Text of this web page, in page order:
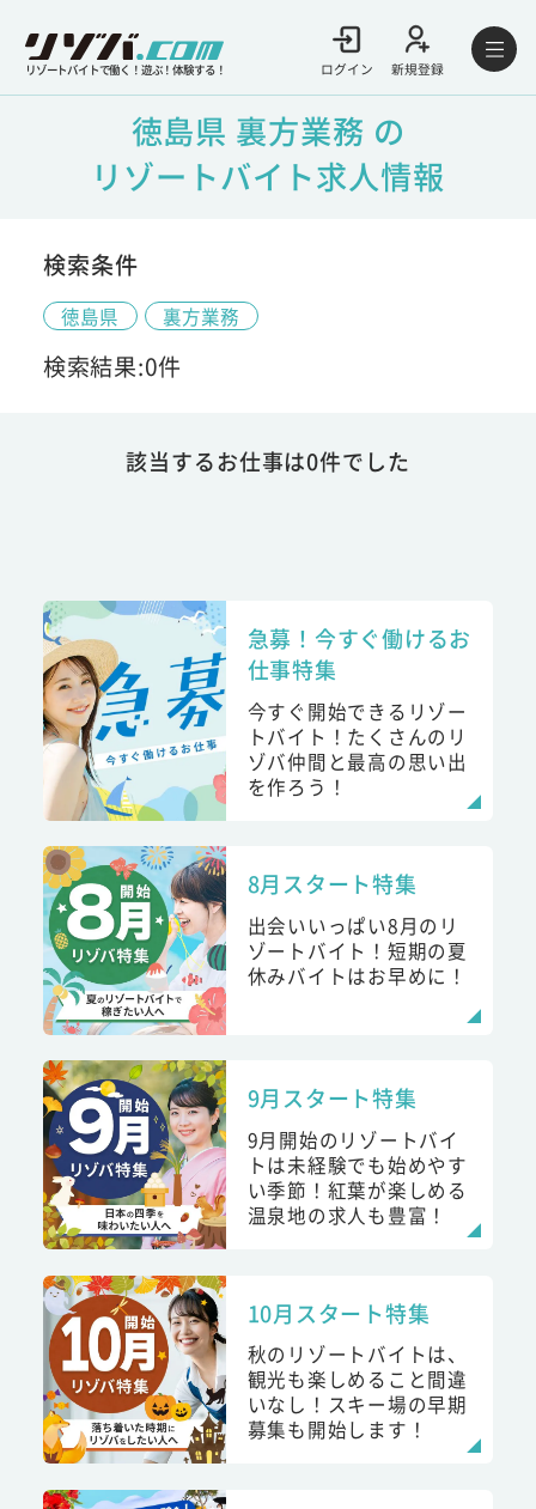
リゾートバイトで働く！遊ぶ！体験する！ ログイン 新規登録
徳島県 裏方業務 の
リゾートバイト求人情報
検索条件
徳島県 裏方業務
検索結果:0件
該当するお仕事は0件でした
急募！今すぐ働けるお
仕事特集
今すぐ開始できるリゾー
トバイト！たくさんのリ
ゾバ仲間と最高の思い出
を作ろう！
8月スタート特集
出会いいっぱい8月のリ
ゾートバイト！短期の夏
休みバイトはお早めに！
9月スタート特集
9月開始のリゾートバイ
トは未経験でも始めやす
い季節！紅葉が楽しめる
温泉地の求人も豊富！
10月スタート特集
秋のリゾートバイトは、
観光も楽しめること間違
いなし！スキー場の早期
募集も開始します！